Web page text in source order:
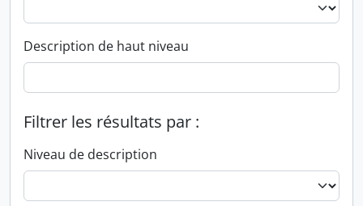
Description de haut niveau
Filtrer les résultats par :
Niveau de description